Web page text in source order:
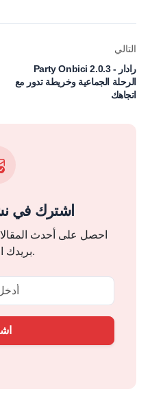
التالي
Party Onbici 2.0.3 - رادار
الرحلة الجماعية وخريطة تدور مع
اتجاهك
اشترك في
احصل على أحدث
بريدك الإلكتروني.
Email